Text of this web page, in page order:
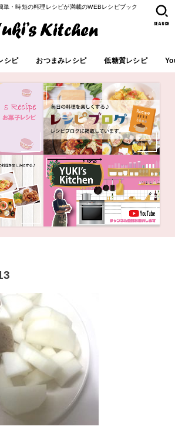
単・時短の料理レシピが満載のWEBレシピブック
シピ おつまみレシピ 低糖質レシピ
SEARCH